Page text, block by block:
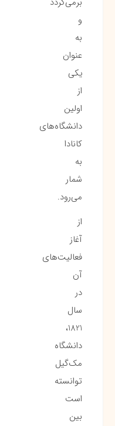
و
به
عنوان
یکی
از
اولین
دانشگاه‌های
کانادا
به
شمار
می‌رود.
از
آغاز
فعالیت‌های
آن
در
سال
1821،
دانشگاه
مک‌گیل
توانسته
است
بین